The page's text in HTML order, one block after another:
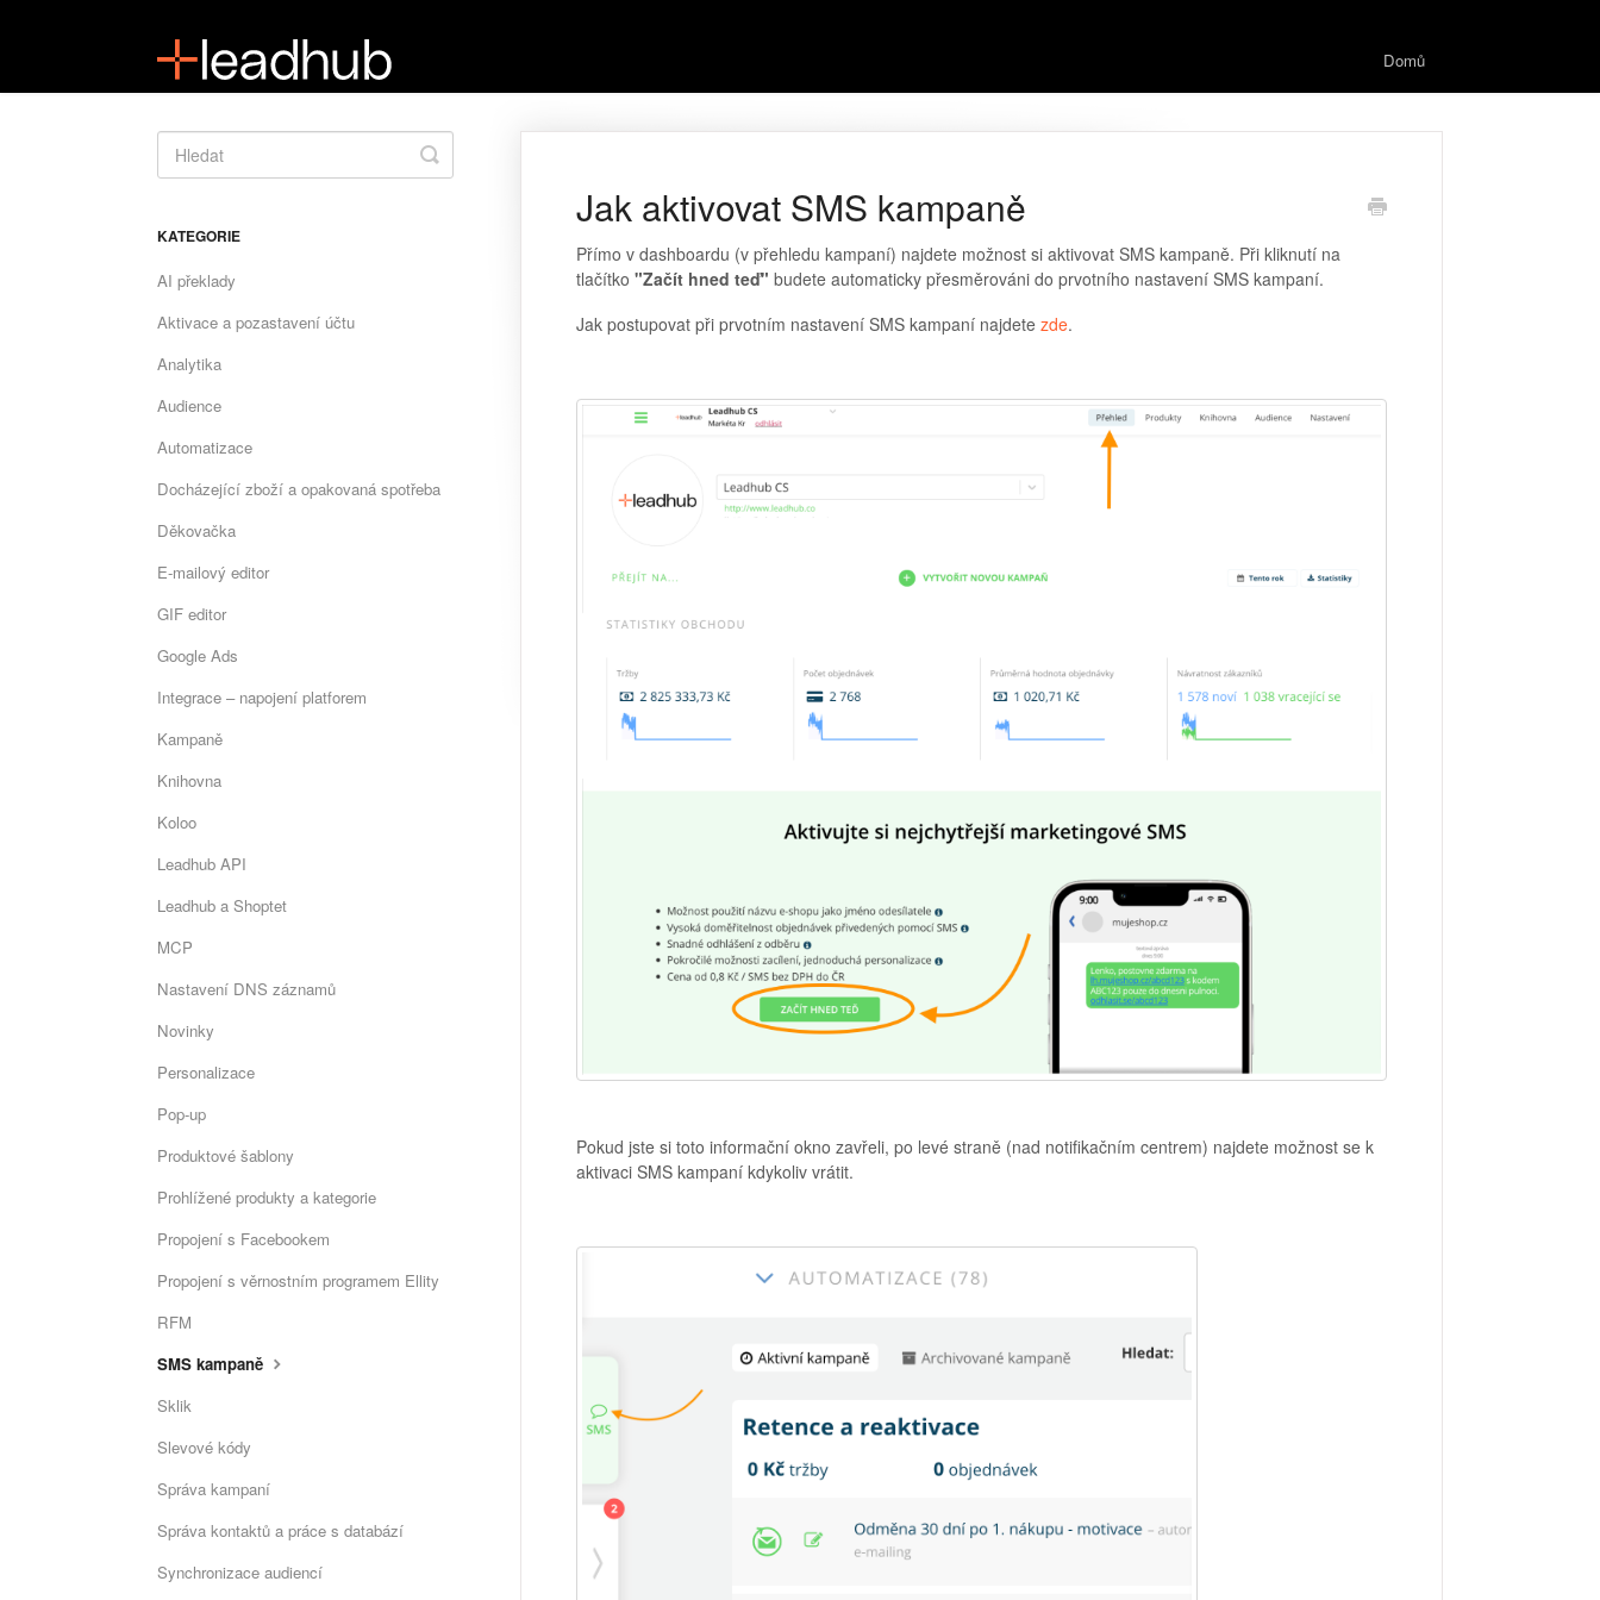
Domů
Jak aktivovat SMS kampaně
Přímo v dashboardu (v přehledu kampaní) najdete možnost si aktivovat SMS kampaně. Při kliknutí na
tlačítko "Začít hned teď" budete automaticky přesměrováni do prvotního nastavení SMS kampaní.
Jak postupovat při prvotním nastavení SMS kampaní najdete zde.
Pokud jste si toto informační okno zavřeli, po levé straně (nad notifikačním centrem) najdete možnost se k
aktivaci SMS kampaní kdykoliv vrátit.
Toggle
Search
KATEGORIE
AI překlady
Aktivace a pozastavení účtu
Analytika
Audience
Automatizace
Docházející zboží a opakovaná spotřeba
Děkovačka
E-mailový editor
GIF editor
Google Ads
Integrace – napojení platforem
Kampaně
Knihovna
Koloo
Leadhub API
Leadhub a Shoptet
MCP
Nastavení DNS záznamů
Novinky
Personalizace
Pop-up
Produktové šablony
Prohlížené produkty a kategorie
Propojení s Facebookem
Propojení s věrnostním programem Ellity
RFM
SMS kampaně
Sklik
Slevové kódy
Správa kampaní
Správa kontaktů a práce s databází
Synchronizace audiencí